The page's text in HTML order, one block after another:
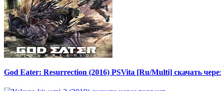
God Eater: Resurrection (2016) PSVita [Ru/Multi] скачать